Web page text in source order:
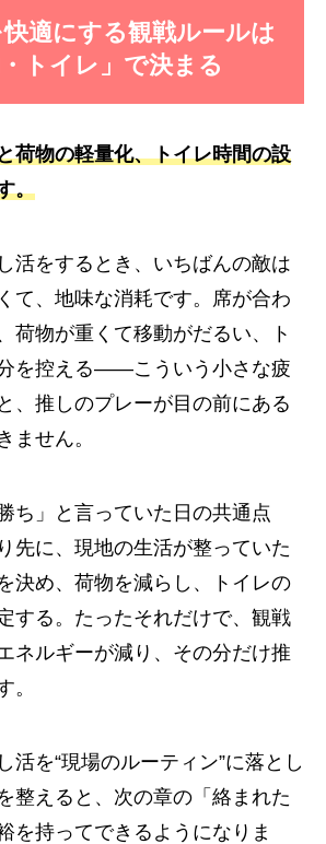
適にする観戦ルールは
・トイレ」で決まる
荷物の軽量化、トイレ時間の設
。
活をするとき、いちばんの敵は
て、地味な消耗です。席が合わ
荷物が重くて移動がだるい、ト
を控える——こういう小さな疲
、推しのプレーが目の前にある
ません。
ち」と言っていた日の共通点
先に、現地の生活が整っていた
決め、荷物を減らし、トイレの
する。たったそれだけで、観戦
ネルギーが減り、その分だけ推
。
活を“現場のルーティン”に落とし
整えると、次の章の「絡まれた
を持ってできるようになりま